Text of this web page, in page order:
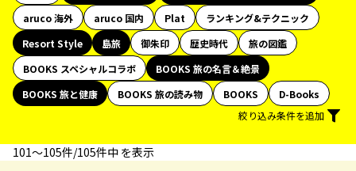
aruco 海外
aruco 国内 Plat
ランキング&テクニック
Resort Style
島旅 御朱印 歴史時代
旅の図鑑
BOOKS スペシャルコラボ
BOOKS 旅の名言＆絶景
BOOKS 旅と健康
BOOKS 旅の読み物 BOOKS
D-Books
絞り込み条件を追加
101〜105件/105件中 を表示